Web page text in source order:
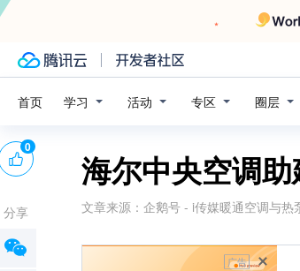
首页 学习 活动 专区 圈层
海尔中央空调
文章来源： 企鹅号 - i传媒暖通空调与热
广告
0
分享